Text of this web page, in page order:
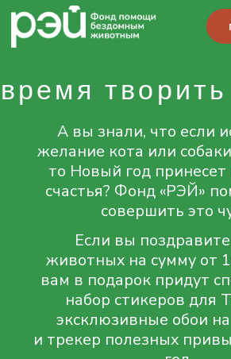
пожертвовать
А если вы пожертвуете больше
300 рублей, то станете участником
еженедельного розыгрыша подарков
от фонда «РЭЙ»!
Если вы поздравите наших
животных на сумму от 100 рублей,
вам в подарок придут специальный
набор стикеров для Telegram,
и трекер полезных привычек на 2025
год.
А вы знали, что если исполнить
желание кота или собаки из приюта,
то Новый год принесет вам много
счастья? Фонд «РЭЙ» поможет вам
совершить это чудо!
пожертвовать